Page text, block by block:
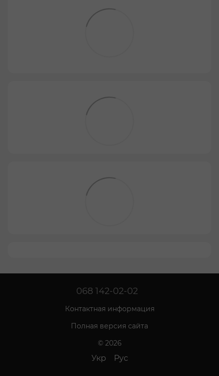
068 142-02-02
Контактная информация
Полная версия сайта
© 2026
Укр Рус